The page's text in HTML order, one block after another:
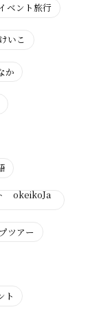
ベント旅行
いこ
か
okeikoJa
ツアー
ト